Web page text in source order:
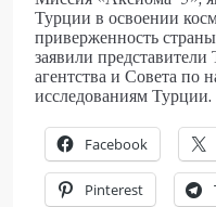
Турции в освоении
приверженность
заявили представители
агентства и Совета по
исследованиям Турции.
Facebook
Pinterest